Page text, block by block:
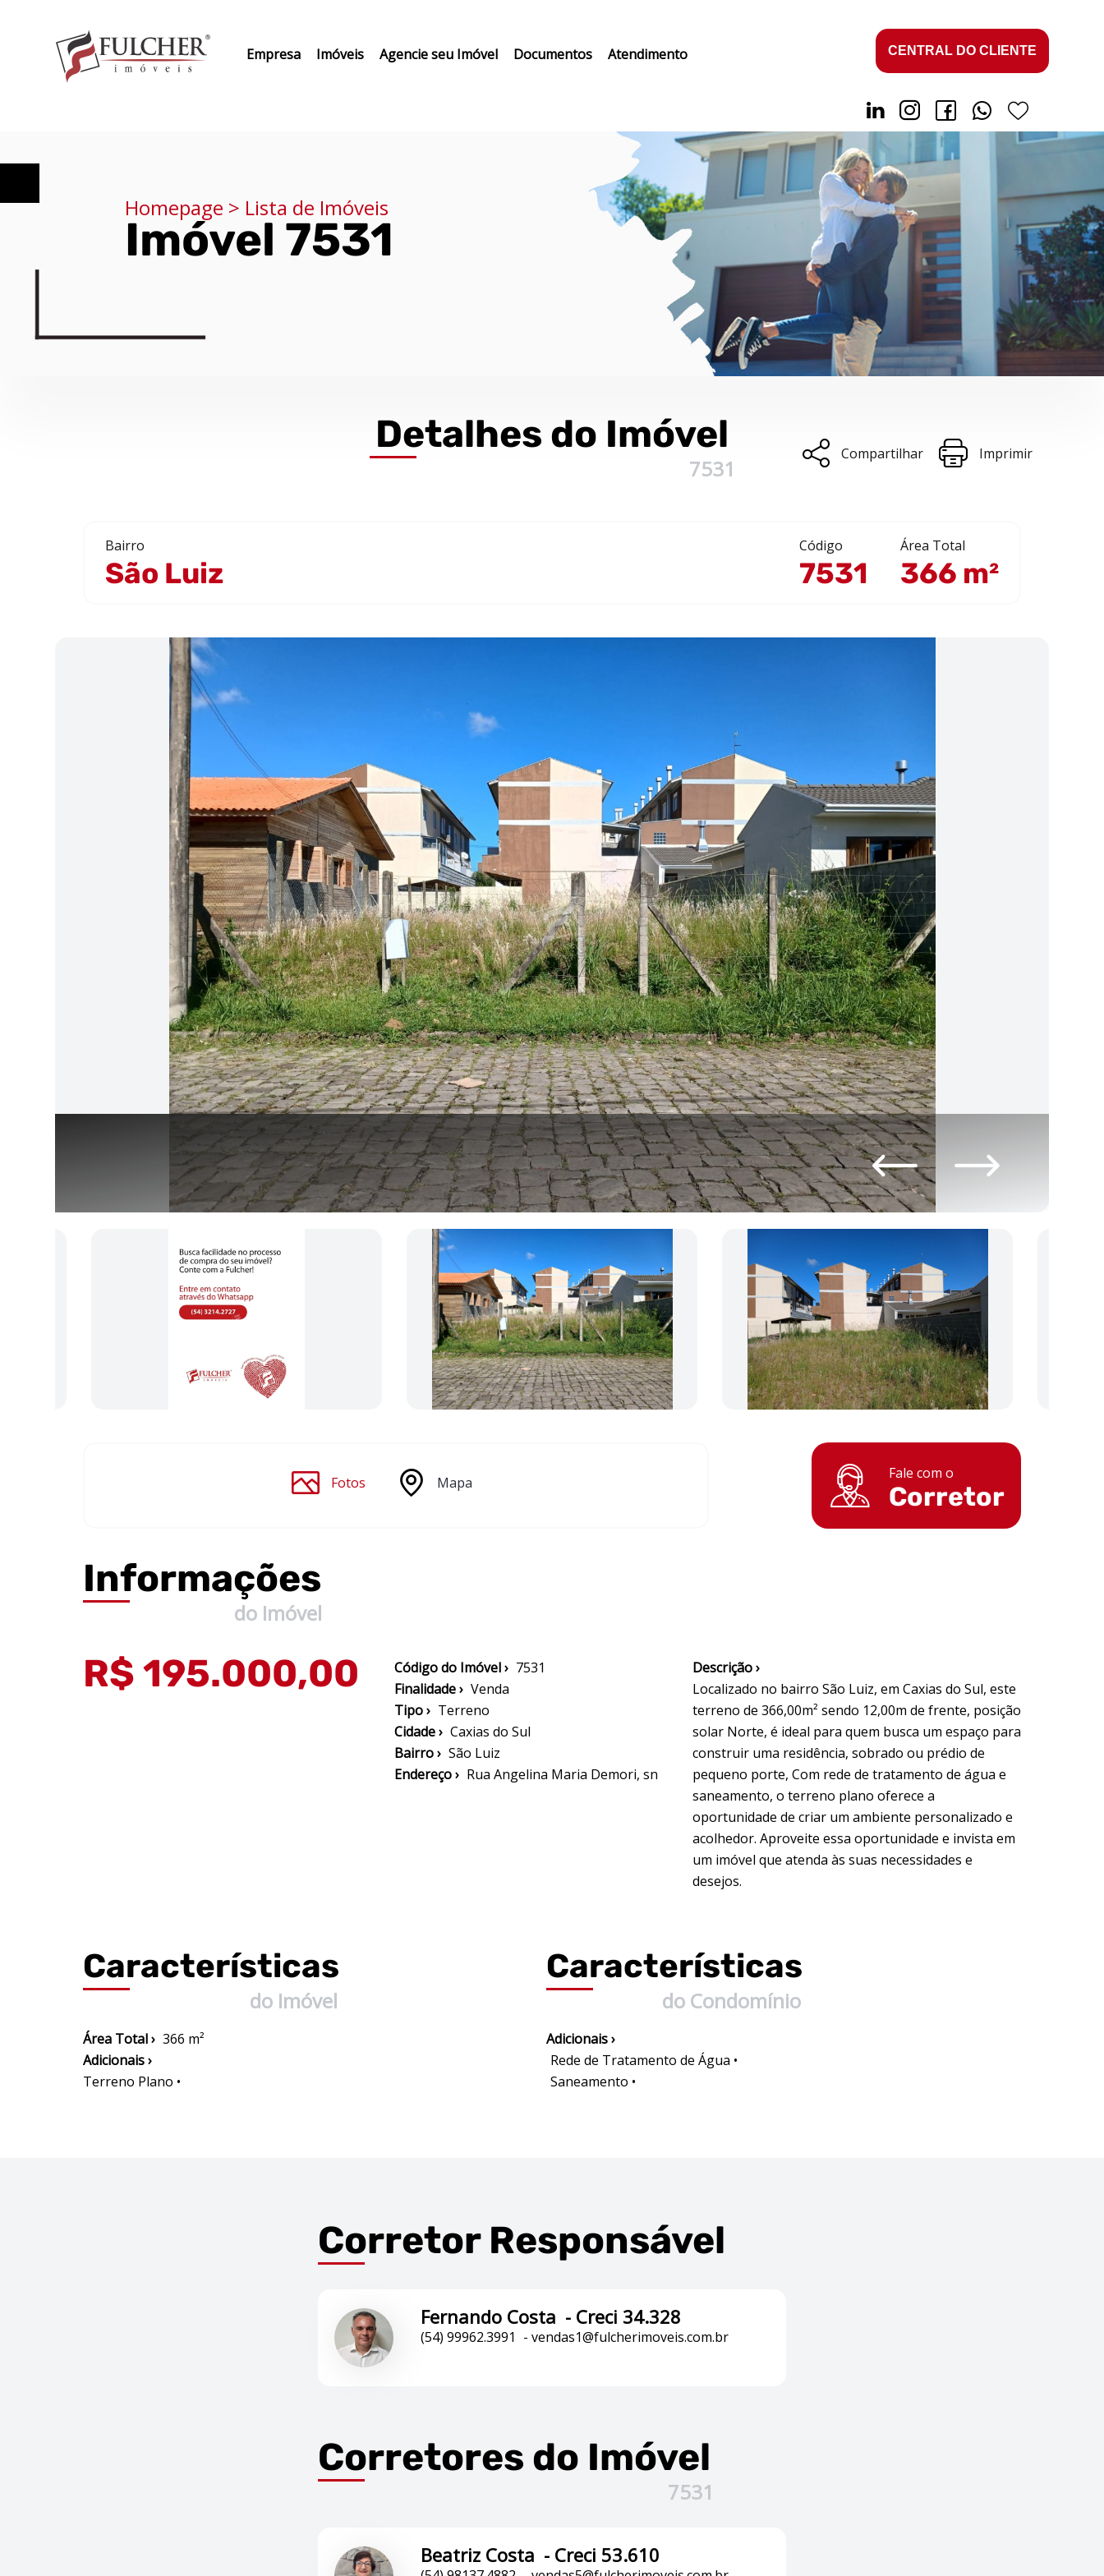
Empresa Imóveis Agencie seu Imóvel Documentos Atendimento CENTRAL DO CLIENTE
Homepage > Lista de Imóveis
Imóvel 7531
Detalhes do Imóvel
7531
Compartilhar Imprimir
Bairro
São Luiz
Código
7531
Área Total
366 m²
Fotos Mapa
Fale com o
Corretor
Informações
do Imóvel
R$ 195.000,00 Código do Imóvel › 7531
Finalidade › Venda
Tipo › Terreno
Cidade › Caxias do Sul
Bairro › São Luiz
Endereço › Rua Angelina Maria Demori, sn
Descrição ›
Localizado no bairro São Luiz, em Caxias do Sul, este
terreno de 366,00m² sendo 12,00m de frente, posição
solar Norte, é ideal para quem busca um espaço para
construir uma residência, sobrado ou prédio de
pequeno porte, Com rede de tratamento de água e
saneamento, o terreno plano oferece a
oportunidade de criar um ambiente personalizado e
acolhedor. Aproveite essa oportunidade e invista em
um imóvel que atenda às suas necessidades e
desejos.
Características
do Imóvel
Área Total › 366 m²
Adicionais ›
Terreno Plano •
Características
do Condomínio
Adicionais ›
Rede de Tratamento de Água •
Saneamento •
Corretor Responsável
Fernando Costa - Creci 34.328
(54) 99962.3991 - vendas1@fulcherimoveis.com.br
Corretores do Imóvel
7531
Beatriz Costa - Creci 53.610